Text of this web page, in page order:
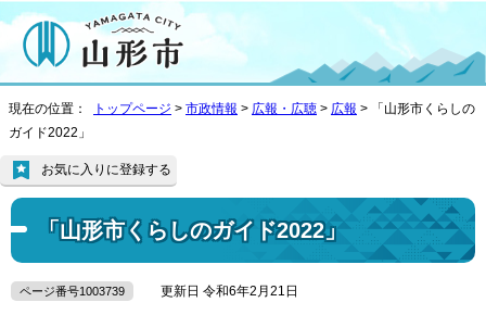
現在の位置： トップページ > 市政情報 > 広報・広聴 > 広報 > 「山形市くらしの
ガイド2022」
「山形市くらしのガイド2022」
お気に入りに登録する
ページ番号1003739 更新日 令和6年2月21日